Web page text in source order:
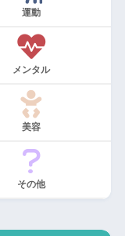
運動
メンタル
美容
その他